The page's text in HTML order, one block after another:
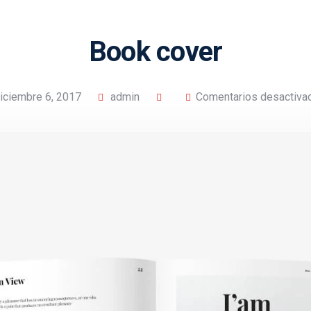
Book cover
6, 2017 admin Comentarios